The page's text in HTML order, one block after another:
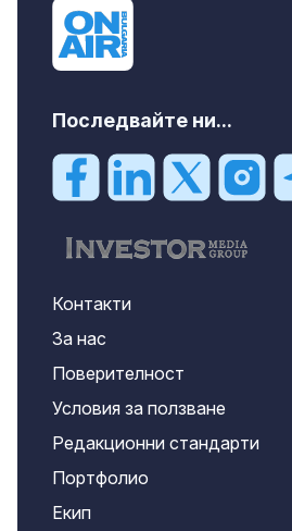
Последвайте ни...
Контакти
За нас
Поверителност
Условия за ползване
Редакционни стандарти
Портфолио
Екип